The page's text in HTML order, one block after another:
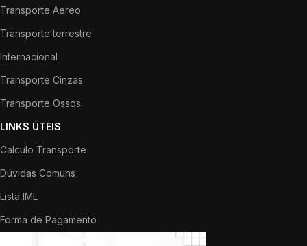
Transporte Aereo
Transporte terrestre
Internacional
Transporte Cinzas
Transporte Ossos
LINKS ÚTEIS
Calculo Transporte
Dúvidas Comuns
Lista IML
Forma de Pagamento